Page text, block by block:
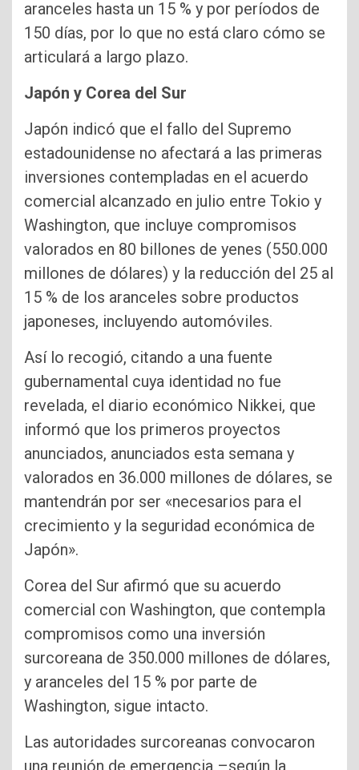
aranceles hasta un 15 % y por períodos de
150 días, por lo que no está claro cómo se
articulará a largo plazo.
Japón y Corea del Sur
Japón indicó que el fallo del Supremo
estadounidense no afectará a las primeras
inversiones contempladas en el acuerdo
comercial alcanzado en julio entre Tokio y
Washington, que incluye compromisos
valorados en 80 billones de yenes (550.000
millones de dólares) y la reducción del 25 al
15 % de los aranceles sobre productos
japoneses, incluyendo automóviles.
Así lo recogió, citando a una fuente
gubernamental cuya identidad no fue
revelada, el diario económico Nikkei, que
informó que los primeros proyectos
anunciados, anunciados esta semana y
valorados en 36.000 millones de dólares, se
mantendrán por ser «necesarios para el
crecimiento y la seguridad económica de
Japón».
Corea del Sur afirmó que su acuerdo
comercial con Washington, que contempla
compromisos como una inversión
surcoreana de 350.000 millones de dólares,
y aranceles del 15 % por parte de
Washington, sigue intacto.
Las autoridades surcoreanas convocaron
una reunión de emergencia –según la